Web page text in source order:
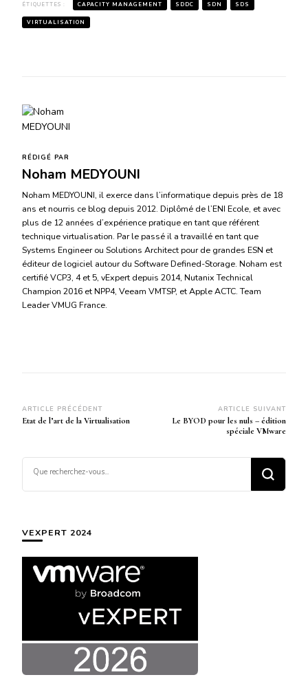
ÉTIQUETTES : CAPACITY MANAGEMENT SDDC SDN SDS
VIRTUALISATION
RÉDIGÉ PAR
Noham MEDYOUNI
Noham MEDYOUNI, il exerce dans l’informatique depuis près de 18
ans et nourris ce blog depuis 2012. Diplômé de l’ENI Ecole, et avec
plus de 12 années d’expérience pratique en tant que référent
technique virtualisation. Par le passé il a travaillé en tant que
Systems Engineer ou Solutions Architect pour de grandes ESN et
éditeur de logiciel autour du Software Defined-Storage. Noham est
certifié VCP3, 4 et 5, vExpert depuis 2014, Nutanix Technical
Champion 2016 et NPP4, Veeam VMTSP, et Apple ACTC. Team
Leader VMUG France.
Navigation
d’article
ARTICLE PRÉCÉDENT
Etat de l’art de la Virtualisation
ARTICLE SUIVANT
Le BYOD pour les nuls – édition
spéciale VMware
recherchiez
quelque
VEXPERT 2024